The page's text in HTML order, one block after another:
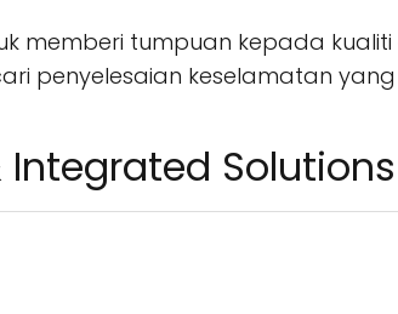
memberi tumpuan kepada
penyelesaian keselamatan
Solutions